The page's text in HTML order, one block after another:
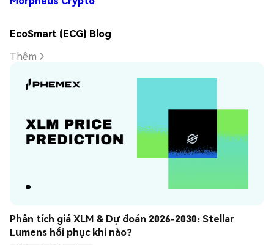
EcoSmart (ECG) Blog
Thêm
Phân tích giá XLM & Dự đoán 2026-2030: Stellar
Lumens hồi phục khi nào?